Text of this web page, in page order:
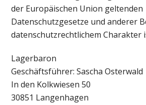
der Europäischen Union geltenden
Datenschutzgesetze und anderer
datenschutzrechtlichem Charakter
Lagerbaron
Geschäftsführer: Sascha Osterwald
In den Kolkwiesen 50
30851 Langenhagen